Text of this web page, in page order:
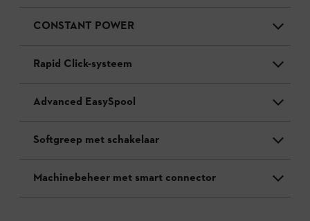
CONSTANT POWER
Rapid Click-systeem
Advanced EasySpool
Softgreep met schakelaar
Machinebeheer met smart connector